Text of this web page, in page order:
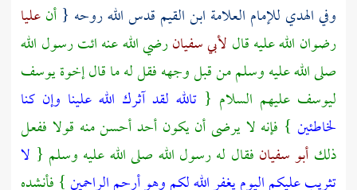
وفي الهدي للإمام العلامة ابن القيم قدس الله روحه { أنعليا
رضوان الله عليه قال لأبي سفيانرضي الله عنه ائت رسول الله
صلى الله عليه وسلم من قبل وجهه فقل له ما قال إخوة يوسف
ليوسفعليهم السلام {تالله لقد آثرك الله علينا وإن كنا
لخاطئين } فإنه لا يرضى أن يكون أحد أحسن منه قولا ففعل
ذلك أبو سفيان فقال له رسول الله صلى الله عليه وسلم { لا
تثريب عليكم اليوم يغفر الله لكم وهو أرحم الراحمين} فأنشده